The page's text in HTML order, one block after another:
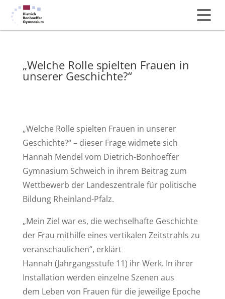
„Welche Rolle spielten Frauen in
unserer Geschichte?“
„Welche Rolle spielten Frauen in unserer
Geschichte?“ – dieser Frage widmete sich
Hannah Mendel vom Dietrich-Bonhoeffer
Gymnasium Schweich in ihrem Beitrag zum
Wettbewerb der Landeszentrale für politische
Bildung Rheinland-Pfalz.
„Mein Ziel war es, die wechselhafte Geschichte
der Frau mithilfe eines vertikalen Zeitstrahls zu
veranschaulichen“, erklärt
Hannah (Jahrgangsstufe 11) ihr Werk. In ihrer
Installation werden einzelne Szenen aus
dem Leben von Frauen für die jeweilige Epoche